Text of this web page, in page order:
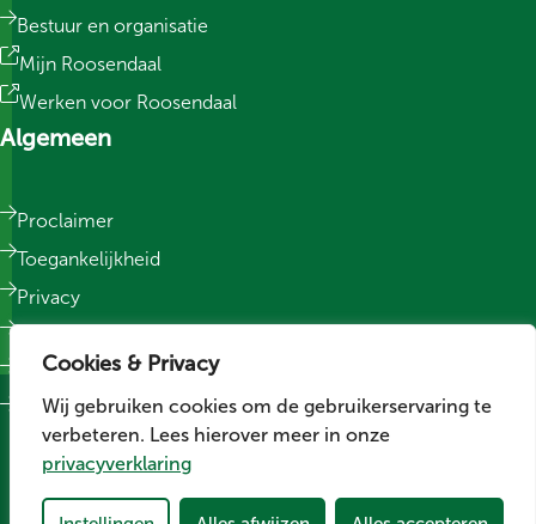
Cookies & Privacy
Wij gebruiken cookies om de gebruikerservaring te
verbeteren. Lees hierover meer in onze
privacyverklaring
Bestuur en organisatie
Mijn Roosendaal
Werken voor Roosendaal
Algemeen
Proclaimer
Toegankelijkheid
Privacy
Sitemap
Cookievoorkeuren wijzigen
Social media
Volg ons op LinkedIn
Volg ons op Facebook
Volg ons op Instagram